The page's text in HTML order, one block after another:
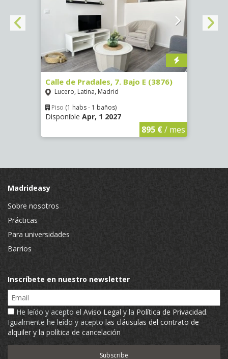
Calle de Pradales, 7. Bajo E (3876)
Lucero, Latina, Madrid
Piso (1 habs - 1 baños)
Disponible Apr, 1 2027
895 €/ mes
Madrideasy
Sobre nosotros
Prácticas
Para universidades
Barrios
Inscríbete en nuestro newsletter
Email
He leído y acepto el Aviso Legal y la Política de Privacidad.
Igualmente he leído y acepto las cláusulas del contrato de
alquiler y la política de cancelación